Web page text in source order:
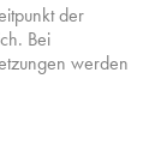
der
Bei
werden